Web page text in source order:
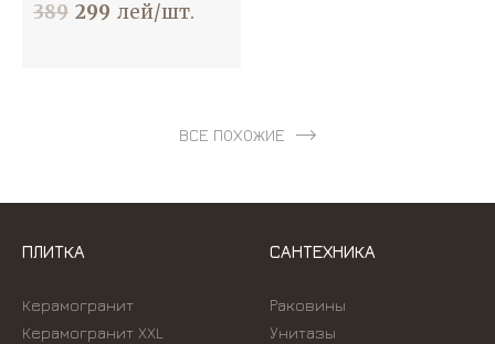
389 299 лей/шт.
ВСЕ ПОХОЖИЕ
ПЛИТКА
Керамогранит
Керамогранит XXL
САНТЕХНИКА
Раковины
Унитазы